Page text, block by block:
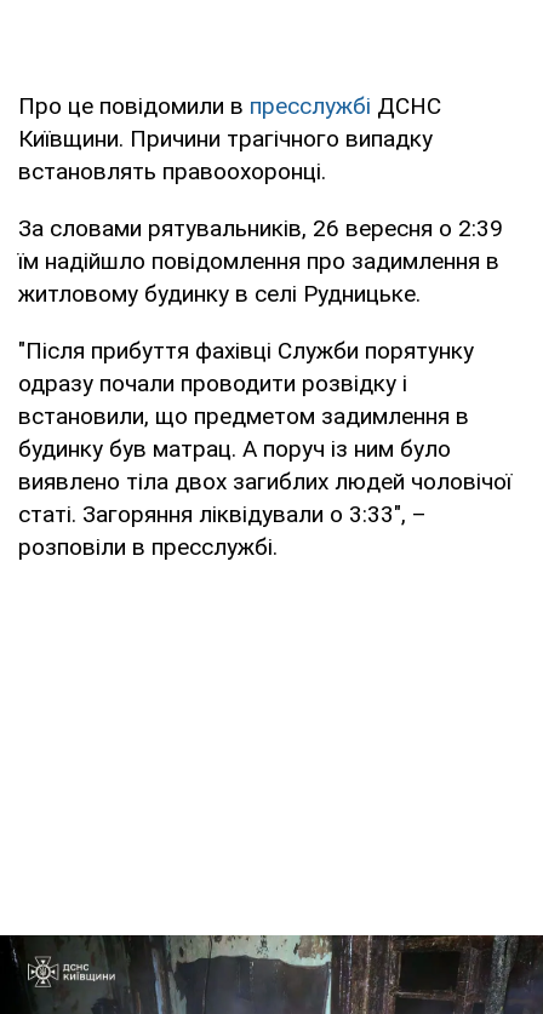
Про це повідомили в пресслужбі ДСНС
Київщини. Причини трагічного випадку
встановлять правоохоронці.
За словами рятувальників, 26 вересня о 2:39
їм надійшло повідомлення про задимлення в
житловому будинку в селі Рудницьке.
"Після прибуття фахівці Служби порятунку
одразу почали проводити розвідку і
встановили, що предметом задимлення в
будинку був матрац. А поруч із ним було
виявлено тіла двох загиблих людей чоловічої
статі. Загоряння ліквідували о 3:33", –
розповіли в пресслужбі.